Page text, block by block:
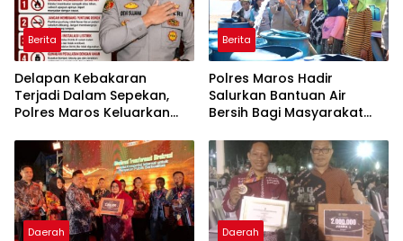
Berita
Delapan Kebakaran
Terjadi Dalam Sepekan,
Polres Maros Keluarkan
Masyarakat
Berita
Polres Maros Hadir
Salurkan Bantuan Air
Bersih Bagi Masyarakat
Di Maros
Daerah Daerah